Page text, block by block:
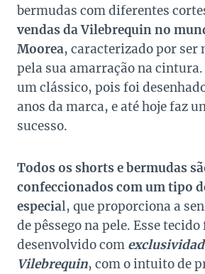
bermudas com diferentes
vendas da Vilebrequin no
Moorea, caracterizado por ser
pela sua amarração na cintura.
um clássico, pois foi
anos da marca, e até hoje faz
sucesso.
Todos os shorts e bermudas
confeccionados com um tipo
especial, que proporciona a
de pêssego na pele. Esse tecido
desenvolvido com
Vilebrequin, com o intuito de